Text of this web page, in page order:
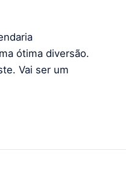
ótima diversão.
Vai ser um